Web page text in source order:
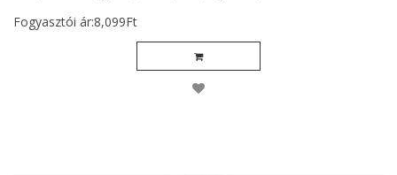
Fogyasztói ár:8,099Ft